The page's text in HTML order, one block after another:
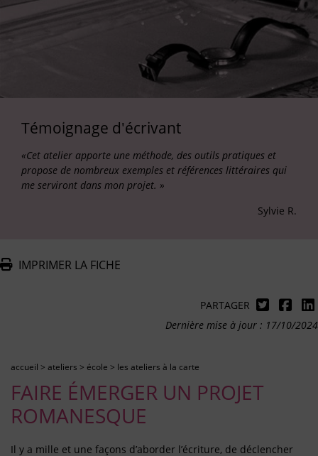
Témoignage d'écrivant
«Cet atelier apporte une méthode, des outils pratiques et
propose de nombreux exemples et références littéraires qui
me serviront dans mon projet. »
Sylvie R.
IMPRIMER LA FICHE
PARTAGER
Dernière mise à jour : 17/10/2024
accueil > ateliers > école > les ateliers à la carte
FAIRE ÉMERGER UN PROJET
ROMANESQUE
Il y a mille et une façons d’aborder l’écriture, de déclencher